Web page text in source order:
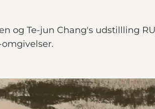
og Te-jun Chang's udstillling